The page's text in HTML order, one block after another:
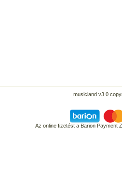
musicland v3.0
Az online fizetést a Barion Payment